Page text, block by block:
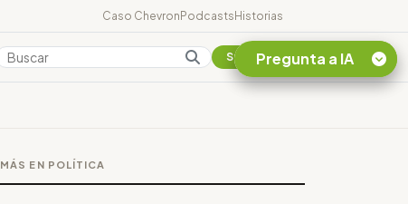
Caso ChevronPodcastsHistorias
Colombia Suscribirse
MÁS EN POLÍTICA
Pregunta a IA